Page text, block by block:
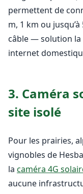
permettent de
m, 1 km ou
câble — solution
internet
3. Caméra
site isolé
Pour les prairies,
vignobles de
la caméra 4G
aucune